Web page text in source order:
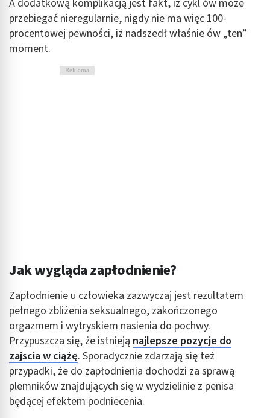
A dodatkową komplikacją jest fakt, iż cykl ów może
przebiegać nieregularnie, nigdy nie ma więc 100-
procentowej pewności, iż nadszedł właśnie ów „ten”
moment.
Reklama
Jak wygląda zapłodnienie?
Zapłodnienie u człowieka zazwyczaj jest rezultatem
pełnego zbliżenia seksualnego, zakończonego
orgazmem i wytryskiem nasienia do pochwy.
Przypuszcza się, że istnieją najlepsze pozycje do
zajscia w ciążę. Sporadycznie zdarzają się też
przypadki, że do zapłodnienia dochodzi za sprawą
plemników znajdujących się w wydzielinie z penisa
będącej efektem podniecenia.